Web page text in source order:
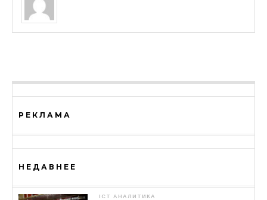
РЕКЛАМА
НЕДАВНЕЕ
ICT АНАЛИТИКА